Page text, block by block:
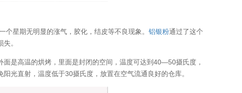
星期无明显的涨气，胶化，结皮等不良现象。铝银粉通过了这个
。
面是高温的烘烤，里面是封闭的空间，温度可达到40—50摄氏度，
光直射，温度低于30摄氏度，放置在空气流通良好的仓库。